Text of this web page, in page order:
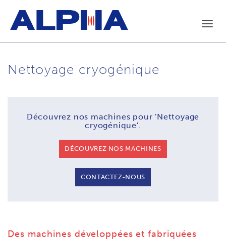
Nettoyage cryogénique
Découvrez nos machines pour 'Nettoyage
cryogénique'.
DÉCOUVREZ NOS MACHINES
CONTACTEZ-NOUS
Des machines développées et fabriquées